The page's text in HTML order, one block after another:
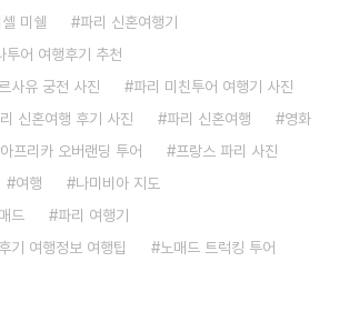
미쉘
파리 신혼여행기
어 여행후기 추천
사유 궁전 사진
파리 미친투어 여행기 사진
신혼여행 후기 사진 파리 신혼여행
영화
아프리카 오버랜딩 투어
프랑스 파리 사진
여행
나미비아 지도
드
파리 여행기
기 여행정보 여행팁
노매드 트럭킹 투어